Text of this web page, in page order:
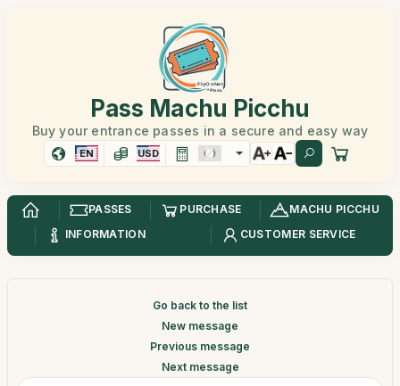
Pass Machu Picchu
Buy your entrance passes in a secure and easy way
EN USD
PASSES PURCHASE
MACHU PICCHU
INFORMATION
CUSTOMER SERVICE
Go back to the list
New message
Previous message
Next message